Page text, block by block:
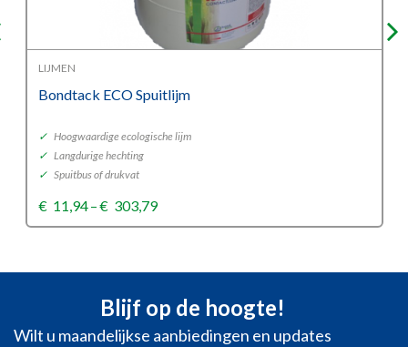
LIJMEN
Bondtack ECO Spuitlijm
✓ Hoogwaardige ecologische lijm
✓ Langdurige hechting
✓ Spuitbus of drukvat
€ 11,94–€ 303,79Price
range:
€303,79
Blijf op de hoogte!
Wilt u maandelijkse aanbiedingen en updates